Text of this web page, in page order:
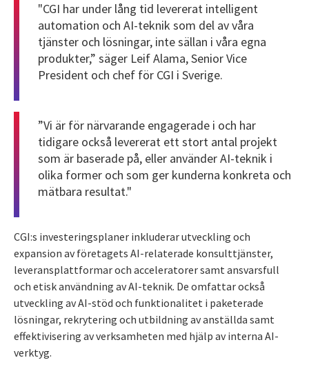
"CGI har under lång tid levererat intelligent
automation och AI-teknik som del av våra
tjänster och lösningar, inte sällan i våra egna
produkter,” säger Leif Alama, Senior Vice
President och chef för CGI i Sverige.
”Vi är för närvarande engagerade i och har
tidigare också levererat ett stort antal projekt
som är baserade på, eller använder AI-teknik i
olika former och som ger kunderna konkreta och
mätbara resultat."
CGI:s investeringsplaner inkluderar utveckling och
expansion av företagets AI-relaterade konsulttjänster,
leveransplattformar och acceleratorer samt ansvarsfull
och etisk användning av AI-teknik. De omfattar också
utveckling av AI-stöd och funktionalitet i paketerade
lösningar, rekrytering och utbildning av anställda samt
effektivisering av verksamheten med hjälp av interna AI-
verktyg.